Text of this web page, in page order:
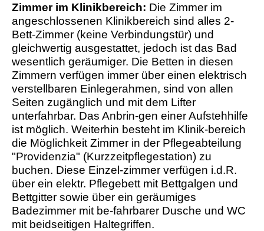
Zimmer im Klinikbereich: Die Zimmer im
angeschlossenen Klinikbereich sind alles 2-
Bett-Zimmer (keine Verbindungstür) und
gleichwertig ausgestattet, jedoch ist das Bad
wesentlich geräumiger. Die Betten in diesen
Zimmern verfügen immer über einen elektrisch
verstellbaren Einlegerahmen, sind von allen
Seiten zugänglich und mit dem Lifter
unterfahrbar. Das Anbrin-gen einer Aufstehhilfe
ist möglich. Weiterhin besteht im Klinik-bereich
die Möglichkeit Zimmer in der Pflegeabteilung
"Providenzia" (Kurzzeitpflegestation) zu
buchen. Diese Einzel-zimmer verfügen i.d.R.
über ein elektr. Pflegebett mit Bettgalgen und
Bettgitter sowie über ein geräumiges
Badezimmer mit be-fahrbarer Dusche und WC
mit beidseitigen Haltegriffen.